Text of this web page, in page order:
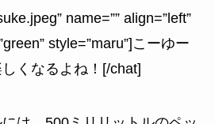
name=”” align=”left”
style=”maru”]こーゆー
くなるよね！[/chat]